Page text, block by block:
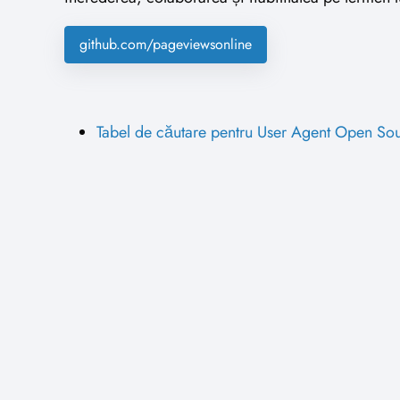
github.com/pageviewsonline
Tabel de căutare pentru User Agent Open